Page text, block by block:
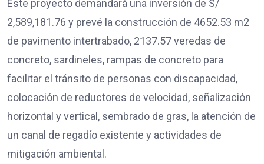
Este proyecto demandará una inversión de S/
2,589,181.76 y prevé la construcción de 4652.53 m2
de pavimento intertrabado, 2137.57 veredas de
concreto, sardineles, rampas de concreto para
facilitar el tránsito de personas con discapacidad,
colocación de reductores de velocidad, señalización
horizontal y vertical, sembrado de gras, la atención de
un canal de regadío existente y actividades de
mitigación ambiental.